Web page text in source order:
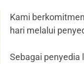
Kami
hari melalui
Sebagai penyedia